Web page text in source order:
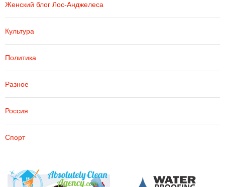
Женский блог Лос-Анджелеса
Культура
Политика
Разное
Россия
Спорт